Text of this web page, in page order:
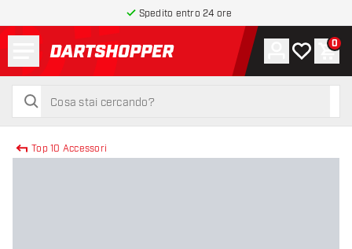
Spedito entro 24 ore
torna alla home page
cerca
cerca
Account
La mia0
Top 10 Accessori